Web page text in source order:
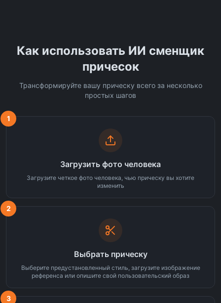
Как использовать ИИ сменщик
причесок
Трансформируйте вашу прическу всего за несколько
простых шагов
1
Загрузить фото человека
Загрузите четкое фото человека, чью прическу вы хотите
изменить
2
Выбрать прическу
Выберите предустановленный стиль, загрузите изображение
референса или опишите свой пользовательский образ
3